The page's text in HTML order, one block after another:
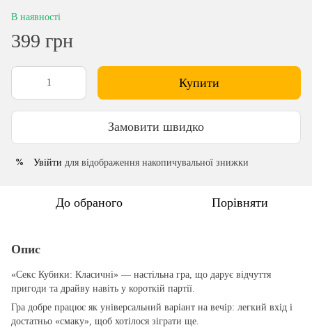
В наявності
399 грн
Купити
Замовити швидко
% Увійти для відображення накопичувальної знижки
До обраного Порівняти
Опис
«Секс Кубики: Класичні» — настільна гра, що дарує відчуття
пригоди та драйву навіть у короткій партії.
Гра добре працює як універсальний варіант на вечір: легкий вхід і
достатньо «смаку», щоб хотілося зіграти ще.